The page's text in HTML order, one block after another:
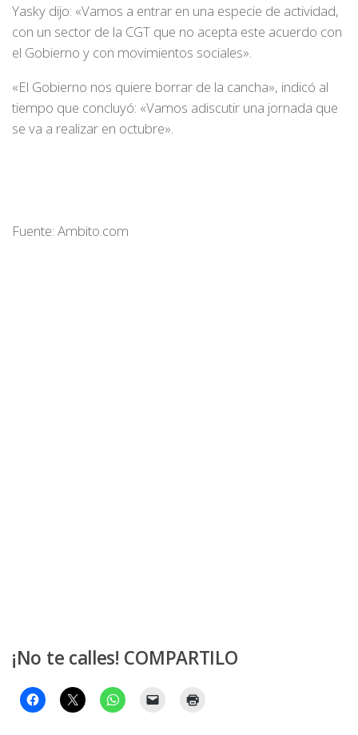
Yasky dijo: «Vamos a entrar en una especie de actividad,
con un sector de la CGT que no acepta este acuerdo con
el Gobierno y con movimientos sociales».
«El Gobierno nos quiere borrar de la cancha», indicó al
tiempo que concluyó: «Vamos adiscutir una jornada que
se va a realizar en octubre».
Fuente: Ambito.com
¡No te calles! COMPARTILO